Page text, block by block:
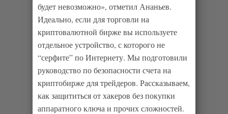
будет невозможно», отметил Ананьев.
Идеально, если для торговли на
криптовалютной бирже вы используете
отдельное устройство, с которого не
“серфите” по Интернету. Мы подготовили
руководство по безопасности счета на
криптобирже для трейдеров. Рассказываем,
как защититься от хакеров без покупки
аппаратного ключа и прочих сложностей.